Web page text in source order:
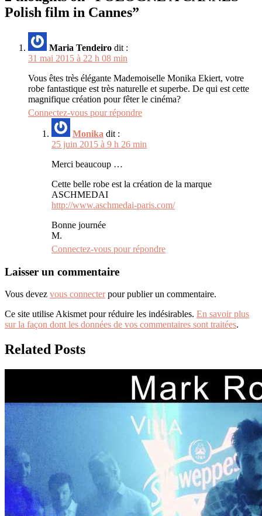
Polish film in Cannes”
Maria Tendeiro dit :
31 mai 2015 à 22 h 08 min
Vous êtes très élégante Mademoiselle Monika Ekiert, votre
robe fantastique est très naturelle et superbe. De qui est cette
magnifique création pour fêter le cinéma?
Connectez-vous pour répondre
Monika dit :
25 juin 2015 à 9 h 26 min
Merci beaucoup …
Cette belle robe est la création de la marque
ASCHMEDAI
http://www.aschmedai-paris.com/
Bonne journée
M.
Connectez-vous pour répondre
Laisser un commentaire
Vous devez vous connecterpour publier un commentaire.
Ce site utilise Akismet pour réduire les indésirables. En savoir plus
sur la façon dont les données de vos commentaires sont traitées.
Related Posts